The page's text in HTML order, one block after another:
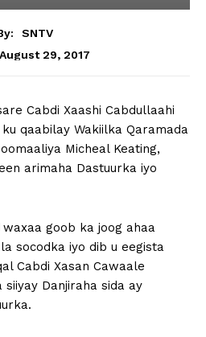
SNTV
August 29, 2017
Cabdi Xaashi Cabdullaahi
qaabilay Wakiilka Qaramada
Micheal Keating,
arimaha Dastuurka iyo
goob ka joog ahaa
socodka iyo dib u eegista
Cabdi Xasan Cawaale
siiyay Danjiraha sida ay